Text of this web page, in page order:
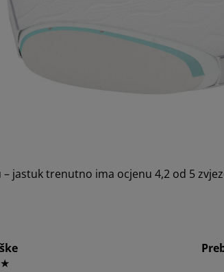
jastuk trenutno ima ocjenu 4,2 od 5